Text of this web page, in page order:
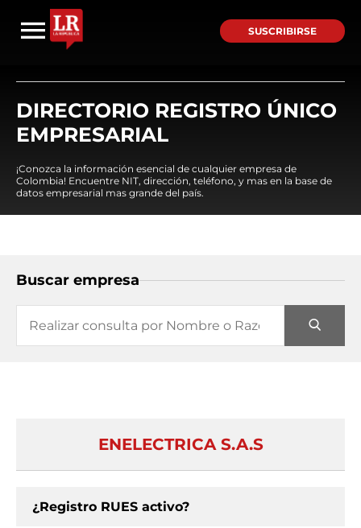
SUSCRIBIRSE
DIRECTORIO REGISTRO ÚNICO
EMPRESARIAL
¡Conozca la información esencial de cualquier empresa de
Colombia! Encuentre NIT, dirección, teléfono, y mas en la base de
datos empresarial mas grande del país.
Buscar empresa
ENELECTRICA S.A.S
¿Registro RUES activo?